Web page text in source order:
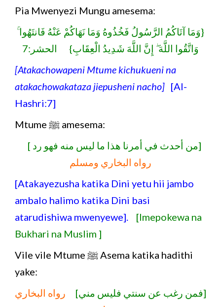
Pia Mwenyezi Mungu amesema:
{وَمَا آتَاكُمُ الرَّسُولُ فَخُذُوهُ وَمَا نَهَاكُمْ عَنْهُ فَانتَهُوا ۚ
وَاتَّقُوا اللَّهَ ۖ إِنَّ اللَّهَ شَدِيدُ الْعِقَابِ} الحشر:7
[Atakachowapeni Mtume kichukueni na
atakachowakataza jiepusheni nacho] [Al-
Hashri:7]
Mtume ﷺ amesema:
[من أحدث في أمرنا هذا ما ليس منه فهو رد ]
رواه البخاري ومسلم
[Atakayezusha katika Dini yetu hii jambo
ambalo halimo katika Dini basi
atarudishiwa mwenyewe]. [Imepokewa na
Bukhari na Muslim ]
Vile vile Mtume ﷺ Asema katika hadithi
yake:
[فمن رغب عن سنتي فليس مني]
رواه البخاري